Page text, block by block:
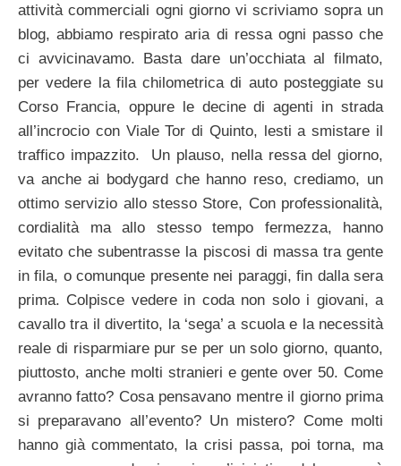
attività commerciali ogni giorno vi scriviamo sopra un
blog, abbiamo respirato aria di ressa ogni passo che
ci avvicinavamo. Basta dare un’occhiata al filmato,
per vedere la fila chilometrica di auto posteggiate su
Corso Francia, oppure le decine di agenti in strada
all’incrocio con Viale Tor di Quinto, lesti a smistare il
traffico impazzito. Un plauso, nella ressa del giorno,
va anche ai bodygard che hanno reso, crediamo, un
ottimo servizio allo stesso Store, Con professionalità,
cordialità ma allo stesso tempo fermezza, hanno
evitato che subentrasse la piscosi di massa tra gente
in fila, o comunque presente nei paraggi, fin dalla sera
prima. Colpisce vedere in coda non solo i giovani, a
cavallo tra il divertito, la ‘sega’ a scuola e la necessità
reale di risparmiare pur se per un solo giorno, quanto,
piuttosto, anche molti stranieri e gente over 50. Come
avranno fatto? Cosa pensavano mentre il giorno prima
si preparavano all’evento? Un mistero? Come molti
hanno già commentato, la crisi passa, poi torna, ma